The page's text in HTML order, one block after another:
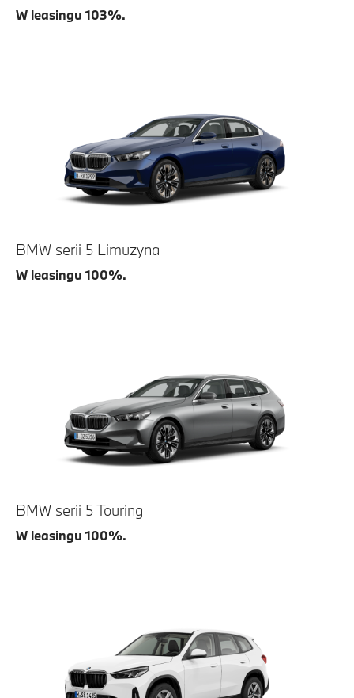
W leasingu 103%.
BMW serii 5 Limuzyna
W leasingu 100%.
BMW serii 5 Touring
W leasingu 100%.